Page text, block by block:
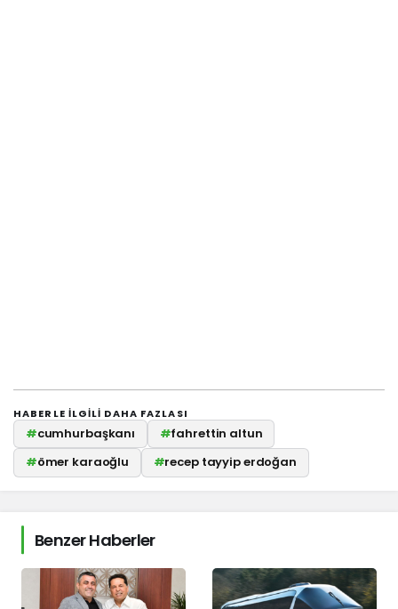
HABERLE ILGILI DAHA FAZLASI
#cumhurbaşkanı #fahrettin altun
#ömer karaoğlu #recep tayyip erdoğan
Benzer Haberler